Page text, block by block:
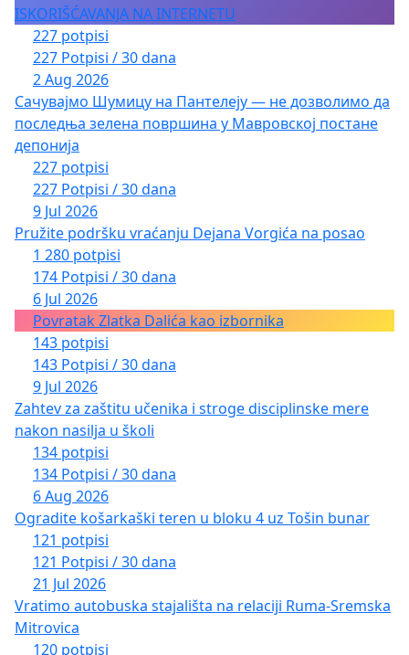
ISKORIŠĆAVANJA NA INTERNETU
227 potpisi
227 Potpisi / 30 dana
2 Aug 2026
Сачувајмо Шумицу на Пантелеју — не дозволимо да
последња зелена површина у Мавровској постане
депонија
227 potpisi
227 Potpisi / 30 dana
9 Jul 2026
Pružite podršku vraćanju Dejana Vorgića na posao
1 280 potpisi
174 Potpisi / 30 dana
6 Jul 2026
Povratak Zlatka Dalića kao izbornika
143 potpisi
143 Potpisi / 30 dana
9 Jul 2026
Zahtev za zaštitu učenika i stroge disciplinske mere
nakon nasilja u školi
134 potpisi
134 Potpisi / 30 dana
6 Aug 2026
Ogradite košarkaški teren u bloku 4 uz Tošin bunar
121 potpisi
121 Potpisi / 30 dana
21 Jul 2026
Vratimo autobuska stajališta na relaciji Ruma-Sremska
Mitrovica
120 potpisi